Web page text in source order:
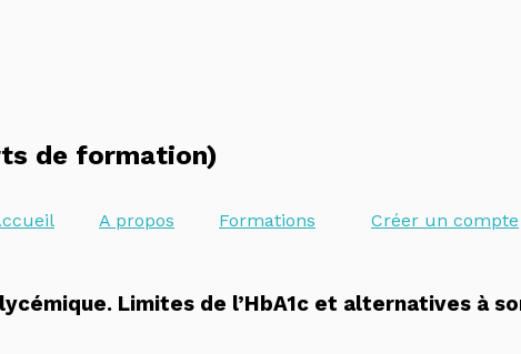
de formation)
A propos Formations Créer un compte
Limites de l’HbA1c et alternatives à